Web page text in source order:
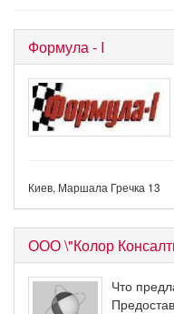
Формула - I
Киев, Маршала Гречка 13
ООО \"Колор
Что